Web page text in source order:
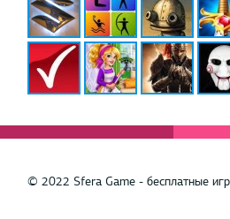
© 2022 Sfera Game - бесплатные